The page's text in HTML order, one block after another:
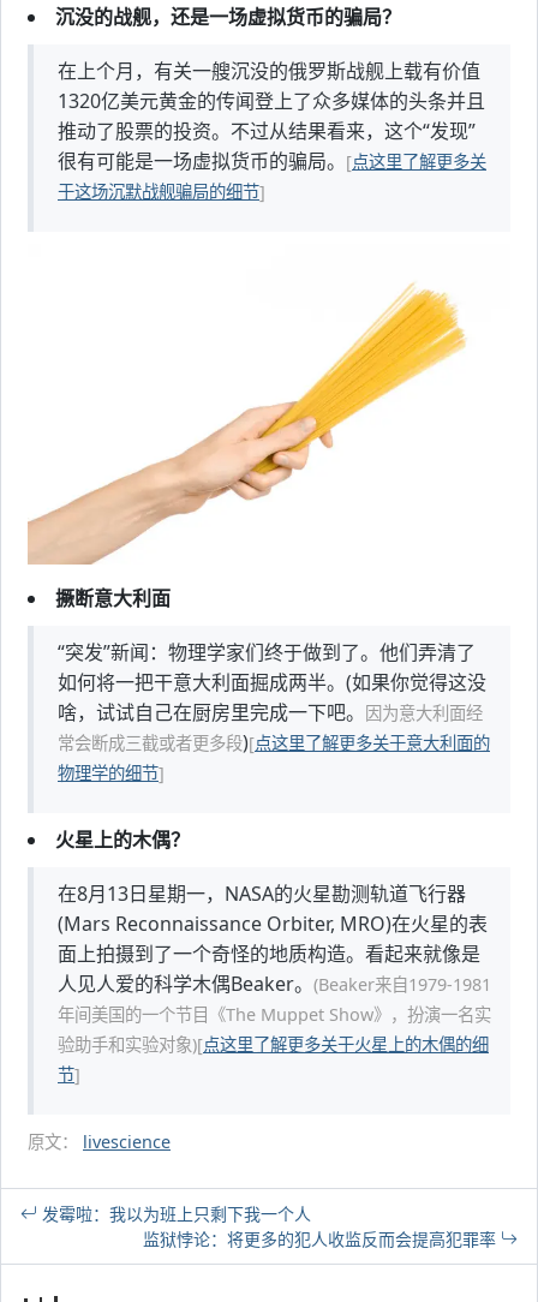
沉没的战舰，还是一场虚拟货币的骗局？
在上个月，有关一艘沉没的俄罗斯战舰上载有价值
1320亿美元黄金的传闻登上了众多媒体的头条并且
推动了股票的投资。不过从结果看来，这个“发现”
很有可能是一场虚拟货币的骗局。 [点这里了解更多关
于这场沉默战舰骗局的细节]
撅断意大利面
“突发”新闻：物理学家们终于做到了。他们弄清了
如何将一把干意大利面掘成两半。(如果你觉得这没
啥，试试自己在厨房里完成一下吧。 因为意大利面经
常会断成三截或者更多段)[点这里了解更多关于意大利面的
物理学的细节]
火星上的木偶？
在8月13日星期一，NASA的火星勘测轨道飞行器
(Mars Reconnaissance Orbiter, MRO)在火星的表
面上拍摄到了一个奇怪的地质构造。看起来就像是
人见人爱的科学木偶Beaker。 (Beaker来自1979-1981
年间美国的一个节目《The Muppet Show》，扮演一名实
验助手和实验对象)[点这里了解更多关于火星上的木偶的细
节]
原文： livescience
发霉啦：我以为班上只剩下我一个人
监狱悖论：将更多的犯人收监反而会提高犯罪率